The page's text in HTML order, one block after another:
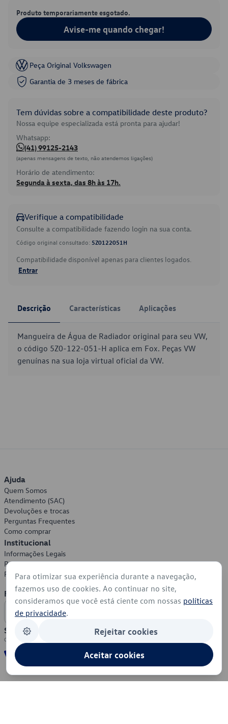
Produto temporariamente esgotado.
Avise-me quando chegar!
Peça Original Volkswagen
Garantia de 3 meses de fábrica
Tem dúvidas sobre a compatibilidade deste produto?
Nossa equipe especializada está pronta para ajudar!
Whatsapp:
(41) 99125-2143
(apenas mensagens de texto, não atendemos ligações)
Horário de atendimento:
Segunda à sexta, das 8h às 17h.
Verifique a compatibilidade
Consulte a compatibilidade fazendo login na sua conta.
Código original consultado: 5Z0122051H
Compatibilidade disponível apenas para clientes logados.
Entrar
Descrição Características Aplicações
Mangueira de Água de Radiador original para seu VW,
o código 5Z0-122-051-H aplica em Fox. Peças VW
genuínas na sua loja virtual oficial da VW.
Ajuda
Quem Somos
Atendimento (SAC)
Devoluções e trocas
Perguntas Frequentes
Como comprar
Institucional
Informações Legais
Política de Privacidade
Política de Cookies
Formas de Pagamento
Segurança
Para otimizar sua experiência durante a navegação,
fazemos uso de cookies. Ao continuar no site,
consideramos que você está ciente com nossas políticas
de privacidade.
Rejeitar cookies
Aceitar cookies